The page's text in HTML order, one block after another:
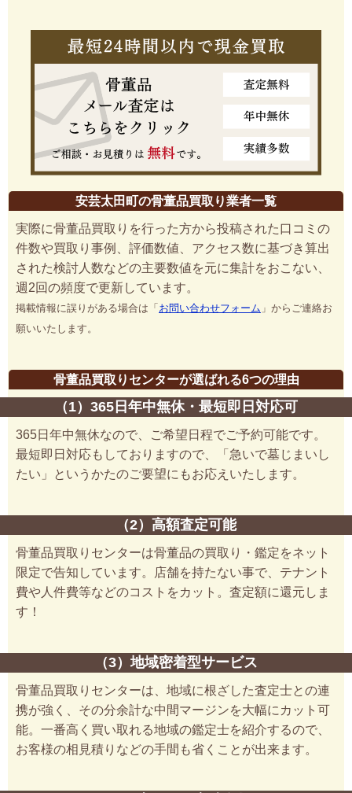
安芸太田町の骨董品買取り業者一覧
実際に骨董品買取りを行った方から投稿された口コミの
件数や買取り事例、評価数値、アクセス数に基づき算出
された検討人数などの主要数値を元に集計をおこない、
週2回の頻度で更新しています。
掲載情報に誤りがある場合は「 お問い合わせフォーム 」からご連絡お
願いいたします。
骨董品買取りセンターが選ばれる6つの理由
（1）365日年中無休・最短即日対応可
365日年中無休なので、ご希望日程でご予約可能です。
最短即日対応もしておりますので、「急いで墓じまいし
たい」というかたのご要望にもお応えいたします。
（2）高額査定可能
骨董品買取りセンターは骨董品の買取り・鑑定をネット
限定で告知しています。店舗を持たない事で、テナント
費や人件費等などのコストをカット。査定額に還元しま
す！
（3）地域密着型サービス
骨董品買取りセンターは、地域に根ざした査定士との連
携が強く、その分余計な中間マージンを大幅にカット可
能。一番高く買い取れる地域の鑑定士を紹介するので、
お客様の相見積りなどの手間も省くことが出来ます。